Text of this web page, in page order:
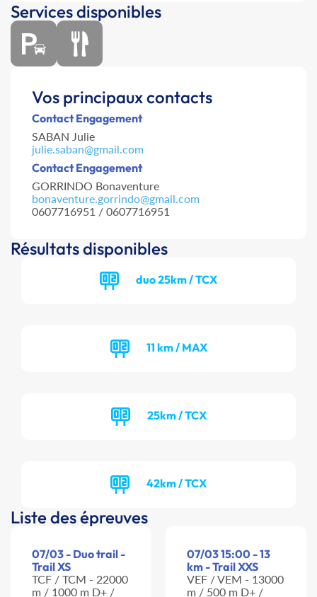
Services disponibles
Vos principaux contacts
Contact Engagement
SABAN Julie
julie.saban@gmail.com
Contact Engagement
GORRINDO Bonaventure
bonaventure.gorrindo@gmail.com
0607716951 / 0607716951
Résultats disponibles
duo 25km / TCX
11 km / MAX
25km / TCX
42km / TCX
Liste des épreuves
07/03 - Duo trail -
Trail XS
TCF / TCM - 22000
m / 1000 m D+ /
07/03 15:00 - 13
km - Trail XXS
VEF / VEM - 13000
m / 500 m D+ /